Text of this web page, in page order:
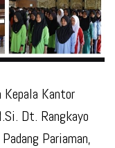
Kantor
Dt. Rangkayo
Pariaman,